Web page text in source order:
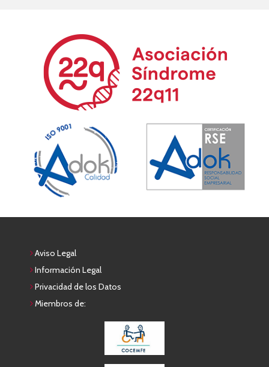
Aviso Legal
Información Legal
Privacidad de los Datos
Miembros de: